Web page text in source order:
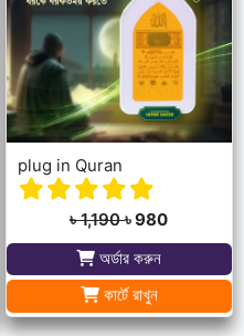
plug in Quran
৳ 1,190৳ 980
অর্ডার করুন
কার্টে রাখুন